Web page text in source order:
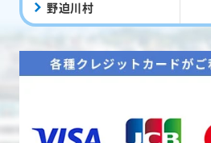
野迫川村